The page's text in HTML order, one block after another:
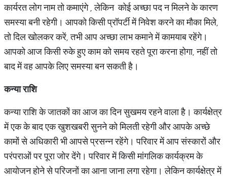
कार्यरत लोग नाम तो कमाएंगे , लेकिन कोई अच्छा पद न मिलने के कारण
समस्या बनी रहेगी। आपको किसी प्रॉपर्टी में निवेश करने का मौका मिले,
तो दिल खोलकर करें, तभी आप अच्छा लाभ कमाने में कामयाब रहेंगे।
आपको आज किसी रुके हुए काम को समय रहते पूरा करना होगा, नहीं तो
बाद में वह आपके लिए समस्या बन सकती है।
कन्या राशि
कन्या राशि के जातकों का आज का दिन सुखमय रहने वाला है। कार्यक्षेत्र
में एक के बाद एक खुशखबरी सुनने को मिलती रहेगी और आपके अच्छे
कामों से अधिकारी भी आपसे प्रसन्न रहेंगे। परिवार में आप संस्कारों और
परंपराओं पर पूरा जोर देंगे। परिवार में किसी मांगलिक कार्यक्रम के
आयोजन होने से परिजनों का आना जाना लगा रहेगा। लेकिन कार्यक्षेत्र में